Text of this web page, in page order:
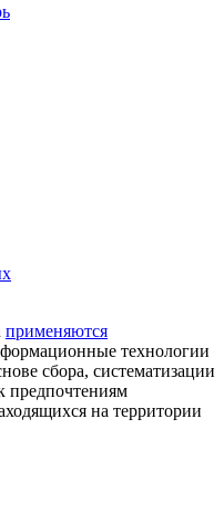
применяются
технологии
сбора, систематизации
предпочтениям
на территории